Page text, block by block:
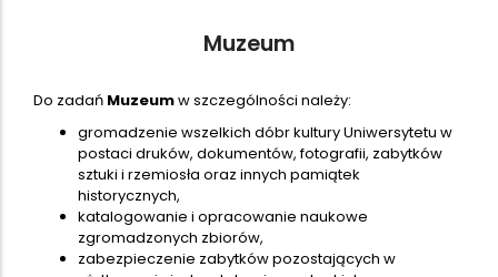
Muzeum
Do zadań Muzeumw szczególności należy:
gromadzenie wszelkich dóbr kultury Uniwersytetu w
postaci druków, dokumentów, fotografii, zabytków
sztuki i rzemiosła oraz innych pamiątek
historycznych,
katalogowanie i opracowanie naukowe
zgromadzonych zbiorów,
zabezpieczenie zabytków pozostających w